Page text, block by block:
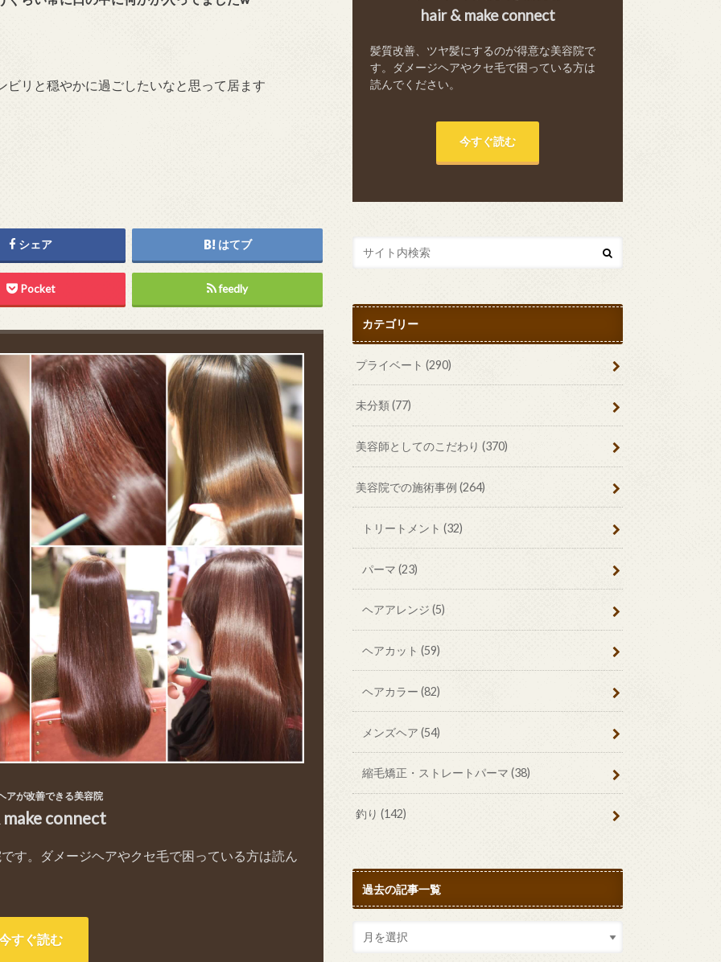
リと穏やかに過ごしたいなと思って居ます
シェア はてブ
Pocket feedly
アが改善できる美容院
connect
す。ダメージヘアやクセ毛で困っている方は読ん
すぐ読む
hair & make connect
髪質改善、ツヤ髪にするのが得意な美容院で
す。ダメージヘアやクセ毛で困っている方は
読んでください。
今すぐ読む
カテゴリー
プライベート(290)
未分類(77)
美容師としてのこだわり(370)
美容院での施術事例(264)
トリートメント (32)
パーマ (23)
ヘアアレンジ (5)
ヘアカット (59)
ヘアカラー (82)
メンズヘア (54)
縮毛矯正・ストレートパーマ (38)
釣り(142)
過去の記事一覧